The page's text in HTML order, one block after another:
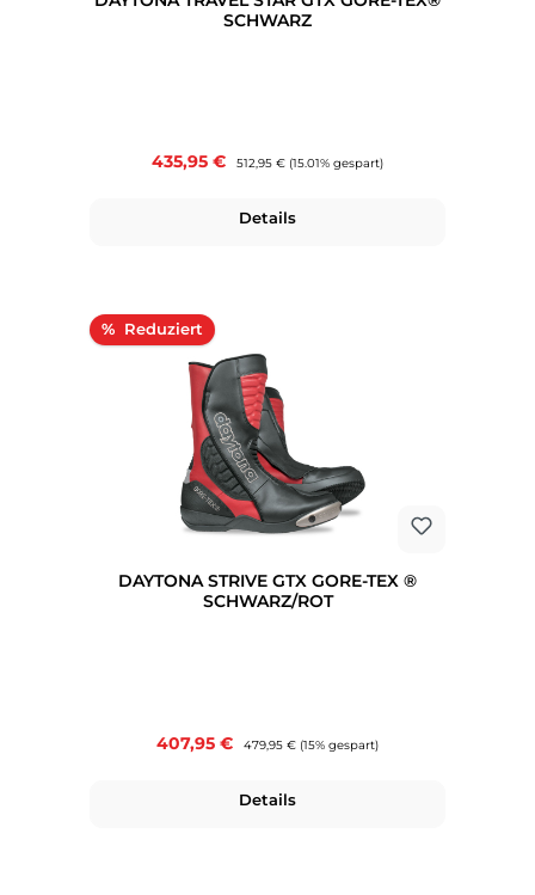
SCHWARZ
Verkaufspreis:
435,95 € Regulärer Preis:
512,95 € (15.01% gespart)
Details
% Rabatt
DAYTONA STRIVE GTX GORE-TEX ®
SCHWARZ/ROT
Verkaufspreis:
407,95 € Regulärer Preis:
479,95 € (15% gespart)
Details